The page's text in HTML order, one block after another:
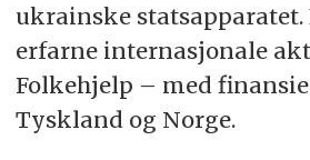
ukrainske statsapparatet.
erfarne internasjonale
Folkehjelp – med
Tyskland og Norge.